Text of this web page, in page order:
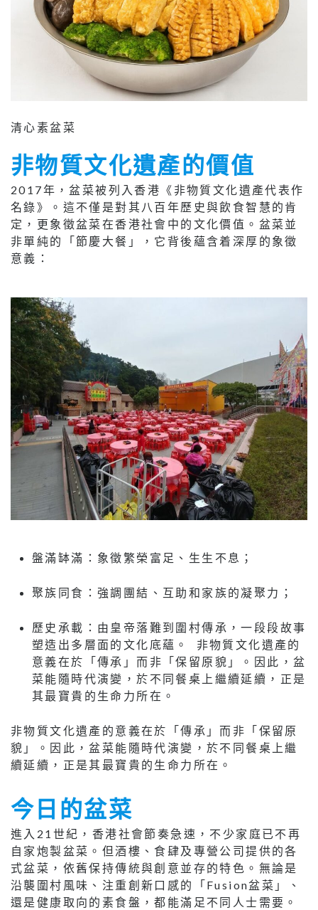
清心素盆菜
非物質文化遺產的價值
2017年，盆菜被列入香港《非物質文化遺產代表作
名錄》。這不僅是對其八百年歷史與飲食智慧的肯
定，更象徵盆菜在香港社會中的文化價值。盆菜並
非單純的「節慶大餐」，它背後蘊含着深厚的象徵
意義：
盤滿缽滿：象徵繁榮富足、生生不息；
聚族同食：強調團結、互助和家族的凝聚力；
歷史承載：由皇帝落難到圍村傳承，一段段故事
塑造出多層面的文化底蘊。 非物質文化遺產的
意義在於「傳承」而非「保留原貌」。因此，盆
菜能隨時代演變，於不同餐桌上繼續延續，正是
其最寶貴的生命力所在。
非物質文化遺產的意義在於「傳承」而非「保留原
貌」。因此，盆菜能隨時代演變，於不同餐桌上繼
續延續，正是其最寶貴的生命力所在。
今日的盆菜
進入21世紀，香港社會節奏急速，不少家庭已不再
自家炮製盆菜。但酒樓、食肆及專營公司提供的各
式盆菜，依舊保持傳統與創意並存的特色。無論是
沿襲圍村風味、注重創新口感的「Fusion盆菜」、
還是健康取向的素食盤，都能滿足不同人士需要。